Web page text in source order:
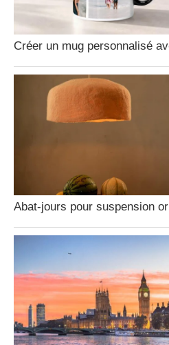
Créer un mug personnalisé
Abat-jours pour suspension